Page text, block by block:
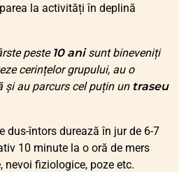
la activități în deplină
peste 10 anisunt bineveniți
cerințelor grupului, au o
și au parcurs cel puțin un traseu
dus-întors durează în jur de 6-7
10 minute la o oră de mers
nevoi fiziologice, poze etc.